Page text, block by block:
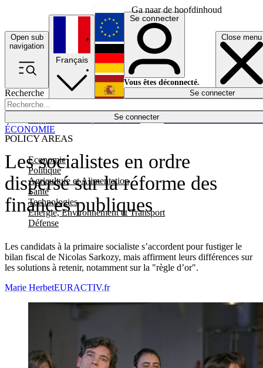
Ga naar de hoofdinhoud
Open sub
navigation
Close menu
Recherche
Se connecter
POLICY AREAS
Economie
Politique
Agriculture et Alimentation
Santé
Technologies
Energie, Environnement et Transport
Défense
Économie
Français
English
Deutsch
Español
Se connecter
Vous êtes déconnecté.
Se connecter
Les socialistes en ordre
dispersé sur la réforme des
finances publiques
Les candidats à la primaire socialiste s’accordent pour fustiger le
bilan fiscal de Nicolas Sarkozy, mais affirment leurs différences sur
les solutions à retenir, notamment sur la "règle d’or".
ÉCONOMIE
Marie HerbetEURACTIV.fr